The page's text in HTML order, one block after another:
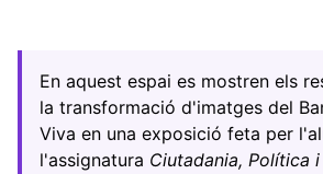
−
En aquest espai es mostren els
la transformació d'imatges del
Viva en una exposició feta per
l'assignatura Ciutadania, Política